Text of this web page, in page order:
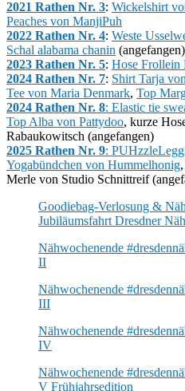
2021 Rathen Nr. 3: Wickelshirt
Peaches von ManjiPuh
2022 Rathen Nr. 4: Weste
Schal alabama chanin (angefangen)
2023 Rathen Nr. 5: Hose Frollein
2024 Rathen Nr. 7: Shirt Tarja
Tee von Maria Denmark, Top
2024 Rathen Nr. 8: Elastic tie
Top Alba von Pattydoo, kurze
Rabaukowitsch (angefangen)
2025 Rathen Nr. 9:
Yogabündchen von Hummelhonig,
Merle von Studio Schnittreif
Goodiebag-Verlosung &
Jubiläumsfahrt Dresdner
Nähwochenende
II
Nähwochenende
III
Nähwochenende
IV
Nähwochenende
V Frühjahrsedition